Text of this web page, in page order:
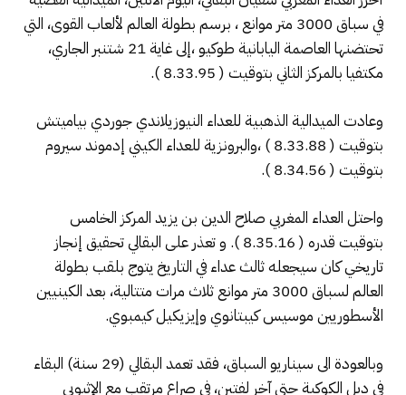
في سباق 3000 متر موانع ، برسم بطولة العالم لألعاب القوى، التي
تحتضنها العاصمة اليابانية طوكيو ،إلى غاية 21 شتنبر الجاري،
مكتفيا بالمركز الثاني بتوقيت ( 8.33.95 ).
وعادت الميدالية الذهبية للعداء النيوزيلاندي جوردي بياميتش
بتوقيت ( 8.33.88 ) ،والبرونزية للعداء الكيني إدموند سيروم
بتوقيت ( 8.34.56 ).
واحتل العداء المغربي صلاح الدين بن يزيد المركز الخامس
بتوقيت قدره ( 8.35.16 ). و تعذر على البقالي تحقيق إنجاز
تاريخي كان سيجعله ثالث عداء في التاريخ يتوج بلقب بطولة
العالم لسباق 3000 متر موانع ثلاث مرات متتالية، بعد الكينيين
الأسطوريين موسيس كيبتانوي وإيزيكيل كيمبوي.
وبالعودة الى سيناريو السباق، فقد تعمد البقالي (29 سنة) البقاء
في ديل الكوكبة حتى آخر لفتين، في صراع مرتقب مع الإثيوبي